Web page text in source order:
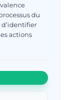
du
actions